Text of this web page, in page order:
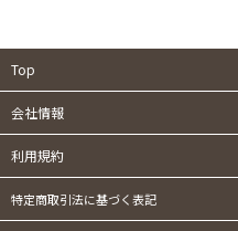
Top
会社情報
利用規約
特定商取引法に基づく表記